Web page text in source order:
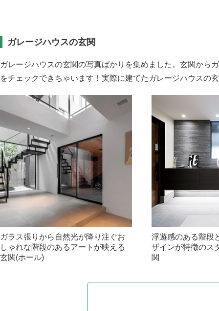
ガレージハウスの玄関
ガレージハウスの玄関の写真ばかりを集めました。玄関から
をチェックできちゃいます！実際に建てたガレージハウスの
ガラス張りから自然光が降り注ぐお
しゃれな階段のあるアートが映える
玄関(ホール)
浮遊感のある階段
ザインが特徴のス
関